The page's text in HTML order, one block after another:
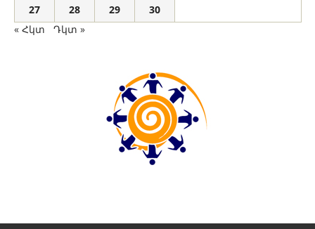
27
28 29
30
« Հկտ
Դկտ »